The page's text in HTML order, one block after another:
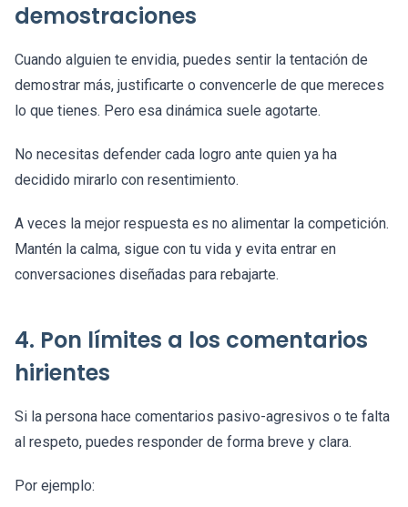
demostraciones
Cuando alguien te envidia, puedes sentir la tentación de
demostrar más, justificarte o convencerle de que mereces
lo que tienes. Pero esa dinámica suele agotarte.
No necesitas defender cada logro ante quien ya ha
decidido mirarlo con resentimiento.
A veces la mejor respuesta es no alimentar la competición.
Mantén la calma, sigue con tu vida y evita entrar en
conversaciones diseñadas para rebajarte.
4. Pon límites a los comentarios
hirientes
Si la persona hace comentarios pasivo-agresivos o te falta
al respeto, puedes responder de forma breve y clara.
Por ejemplo: